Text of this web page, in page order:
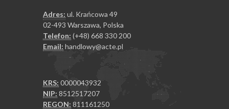
Adres: ul. Krańcowa 49
02-493 Warszawa, Polska
Telefon: (+48) 668 330 200
Email: handlowy@acte.pl
KRS: 0000043932
NIP: 8512517207
REGON: 811161250